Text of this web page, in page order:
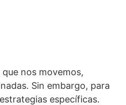
nos movemos,
Sin embargo, para
específicas.